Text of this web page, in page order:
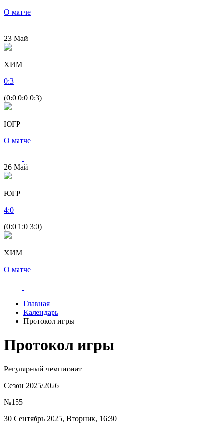
О матче
23 Май
ХИМ
0:3
(0:0 0:0 0:3)
ЮГР
О матче
26 Май
ЮГР
4:0
(0:0 1:0 3:0)
ХИМ
О матче
Главная
Календарь
Протокол игры
Протокол игры
Регулярный чемпионат
Сезон 2025/2026
№155
30 Сентябрь 2025, Вторник, 16:30